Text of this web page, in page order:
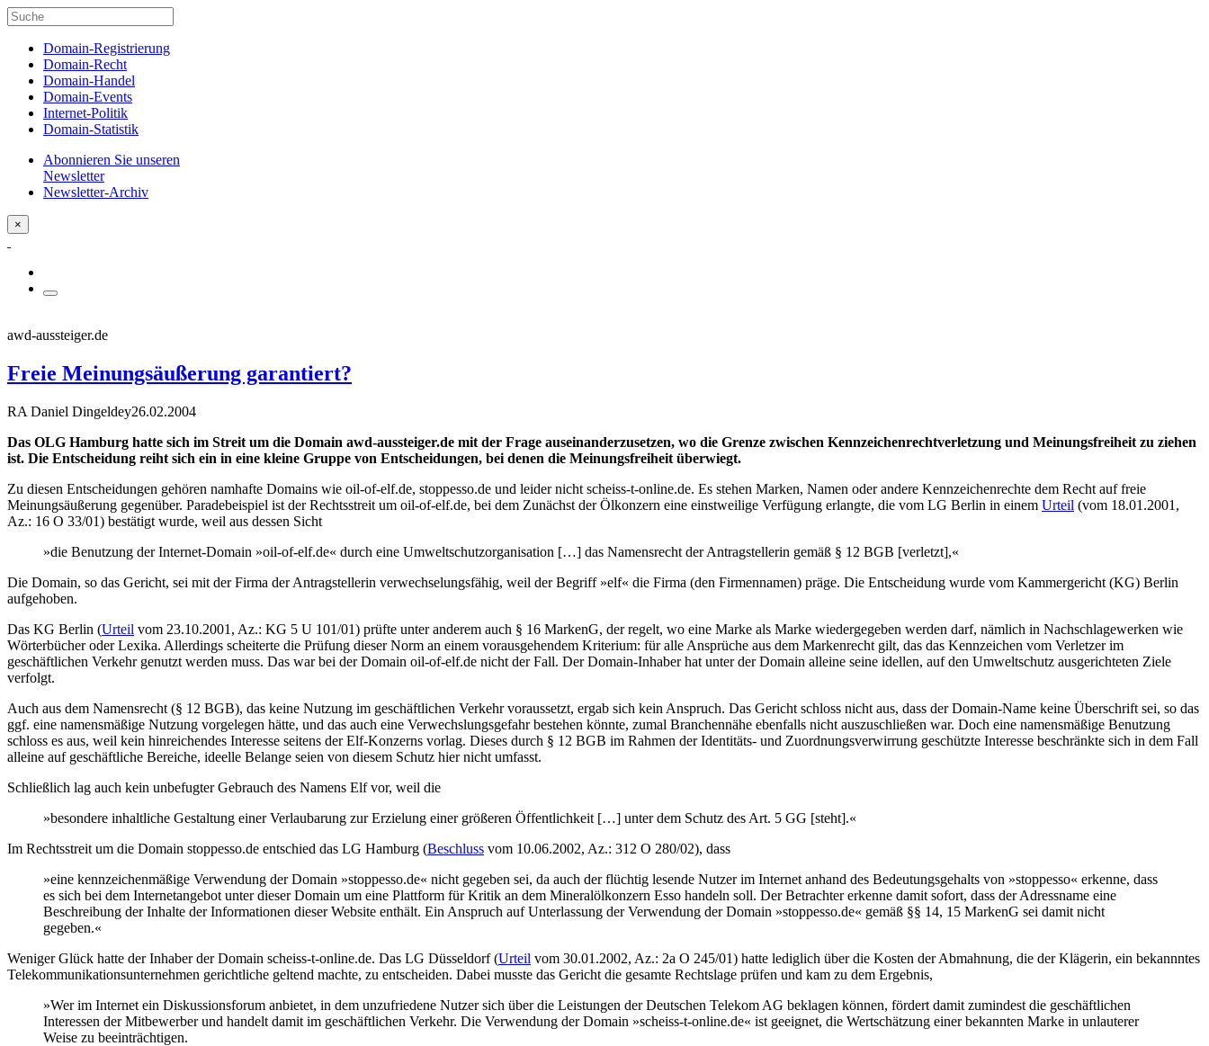
Domain-Registrierung
Domain-Recht
Domain-Handel
Domain-Events
Internet-Politik
Domain-Statistik
Abonnieren Sie unseren
Newsletter
Newsletter-Archiv
×
awd-aussteiger.de
Freie Meinungsäußerung garantiert?
RA Daniel Dingeldey26.02.2004
Das OLG Hamburg hatte sich im Streit um die Domain awd-aussteiger.de mit der Frage auseinanderzusetzen, wo die Grenze zwischen Kennzeichenrechtverletzung und Meinungsfreiheit zu ziehen
ist. Die Entscheidung reiht sich ein in eine kleine Gruppe von Entscheidungen, bei denen die Meinungsfreiheit überwiegt.
Zu diesen Entscheidungen gehören namhafte Domains wie oil-of-elf.de, stoppesso.de und leider nicht scheiss-t-online.de. Es stehen Marken, Namen oder andere Kennzeichenrechte dem Recht auf freie
Meinungsäußerung gegenüber. Paradebeispiel ist der Rechtsstreit um oil-of-elf.de, bei dem Zunächst der Ölkonzern eine einstweilige Verfügung erlangte, die vom LG Berlin in einem Urteil (vom 18.01.2001,
Az.: 16 O 33/01) bestätigt wurde, weil aus dessen Sicht
»die Benutzung der Internet-Domain »oil-of-elf.de« durch eine Umweltschutzorganisation […] das Namensrecht der Antragstellerin gemäß § 12 BGB [verletzt],«
Die Domain, so das Gericht, sei mit der Firma der Antragstellerin verwechselungsfähig, weil der Begriff »elf« die Firma (den Firmennamen) präge. Die Entscheidung wurde vom Kammergericht (KG) Berlin
aufgehoben.
Das KG Berlin (Urteil vom 23.10.2001, Az.: KG 5 U 101/01) prüfte unter anderem auch § 16 MarkenG, der regelt, wo eine Marke als Marke wiedergegeben werden darf, nämlich in Nachschlagewerken wie
Wörterbücher oder Lexika. Allerdings scheiterte die Prüfung dieser Norm an einem vorausgehendem Kriterium: für alle Ansprüche aus dem Markenrecht gilt, das das Kennzeichen vom Verletzer im
geschäftlichen Verkehr genutzt werden muss. Das war bei der Domain oil-of-elf.de nicht der Fall. Der Domain-Inhaber hat unter der Domain alleine seine idellen, auf den Umweltschutz ausgerichteten Ziele
verfolgt.
Auch aus dem Namensrecht (§ 12 BGB), das keine Nutzung im geschäftlichen Verkehr voraussetzt, ergab sich kein Anspruch. Das Gericht schloss nicht aus, dass der Domain-Name keine Überschrift sei, so das
ggf. eine namensmäßige Nutzung vorgelegen hätte, und das auch eine Verwechslungsgefahr bestehen könnte, zumal Branchennähe ebenfalls nicht auszuschließen war. Doch eine namensmäßige Benutzung
schloss es aus, weil kein hinreichendes Interesse seitens der Elf-Konzerns vorlag. Dieses durch § 12 BGB im Rahmen der Identitäts- und Zuordnungsverwirrung geschützte Interesse beschränkte sich in dem Fall
alleine auf geschäftliche Bereiche, ideelle Belange seien von diesem Schutz hier nicht umfasst.
Schließlich lag auch kein unbefugter Gebrauch des Namens Elf vor, weil die
»besondere inhaltliche Gestaltung einer Verlaubarung zur Erzielung einer größeren Öffentlichkeit […] unter dem Schutz des Art. 5 GG [steht].«
Im Rechtsstreit um die Domain stoppesso.de entschied das LG Hamburg (Beschluss vom 10.06.2002, Az.: 312 O 280/02), dass
»eine kennzeichenmäßige Verwendung der Domain »stoppesso.de« nicht gegeben sei, da auch der flüchtig lesende Nutzer im Internet anhand des Bedeutungsgehalts von »stoppesso« erkenne, dass
es sich bei dem Internetangebot unter dieser Domain um eine Plattform für Kritik an dem Mineralölkonzern Esso handeln soll. Der Betrachter erkenne damit sofort, dass der Adressname eine
Beschreibung der Inhalte der Informationen dieser Website enthält. Ein Anspruch auf Unterlassung der Verwendung der Domain »stoppesso.de« gemäß §§ 14, 15 MarkenG sei damit nicht
gegeben.«
Weniger Glück hatte der Inhaber der Domain scheiss-t-online.de. Das LG Düsseldorf (Urteil vom 30.01.2002, Az.: 2a O 245/01) hatte lediglich über die Kosten der Abmahnung, die der Klägerin, ein bekannntes
Telekommunikationsunternehmen gerichtliche geltend machte, zu entscheiden. Dabei musste das Gericht die gesamte Rechtslage prüfen und kam zu dem Ergebnis,
»Wer im Internet ein Diskussionsforum anbietet, in dem unzufriedene Nutzer sich über die Leistungen der Deutschen Telekom AG beklagen können, fördert damit zumindest die geschäftlichen
Interessen der Mitbewerber und handelt damit im geschäftlichen Verkehr. Die Verwendung der Domain »scheiss-t-online.de« ist geeignet, die Wertschätzung einer bekannten Marke in unlauterer
Weise zu beeinträchtigen.